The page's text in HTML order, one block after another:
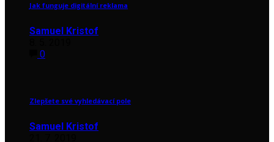
Jak funguje digitální reklama
Samuel Kristof
0
Zlepšete své vyhledávací pole
Samuel Kristof